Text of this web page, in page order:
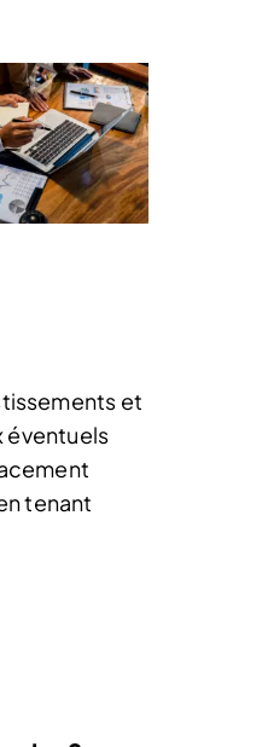
et
éventuels
tenant